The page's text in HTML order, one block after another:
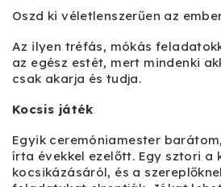
Oszd ki véletlenszerűen az
Az ilyen tréfás, mókás
az egész estét, mert mindenki
csak akarja és tudja.
Kocsis játék
Egyik ceremóniamester
írta évekkel ezelőtt. Egy sztori a
kocsikázásáról, és a